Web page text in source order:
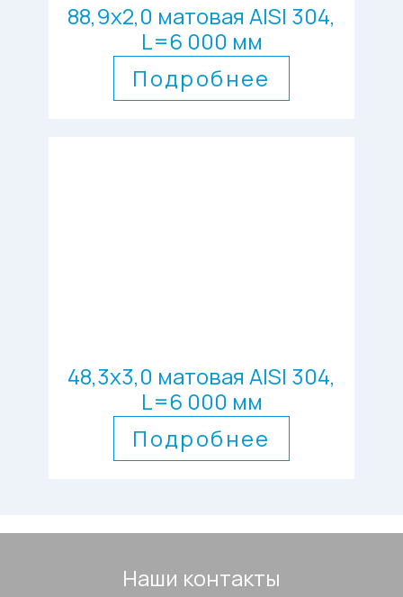
88,9х2,0 матовая AISI 304,
L=6 000 мм
Подробнее
48,3х3,0 матовая AISI 304,
L=6 000 мм
Подробнее
Наши контакты